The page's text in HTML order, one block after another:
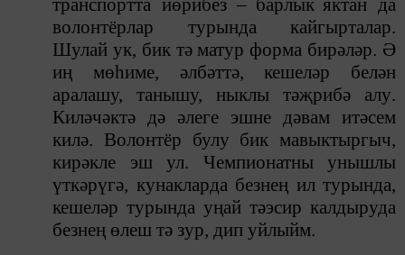
транспортта йөрибез– барлык яктан да
волонтёрлар турында кайгырталар.
Шулай ук, бик тә матур форма бирәләр. Ә
иң мөһиме, әлбәттә, кешеләр белән
аралашу, танышу, ныклы тәҗрибә алу.
Киләчәктә дә әлеге эшне дәвам итәсем
килә. Волонтёр булу бик мавыктыргыч,
кирәкле эш ул. Чемпионатны унышлы
үткәрүгә, кунаклардабезнең ил турында,
кешеләр турында уңай тәэсир калдыруда
безнең өлеш тә зур, дип уйлыйм.